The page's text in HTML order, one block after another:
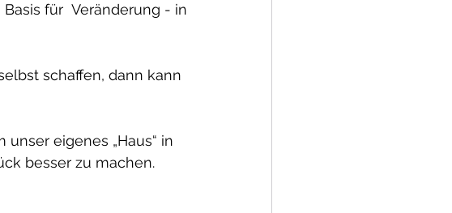
für  Veränderung - in
schaffen, dann kann
eigenes „Haus“ in
besser zu machen.